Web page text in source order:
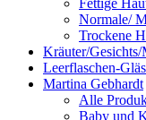
Fettige
Normale/
Trockene
Kräuter/Gesichts/
Leerflaschen-
Martina Gebhardt
Alle
Baby und